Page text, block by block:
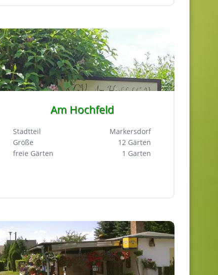
Am Hochfeld
Stadtteil
Markersdorf
Größe
12 Gärten
freie Gärten
1 Garten